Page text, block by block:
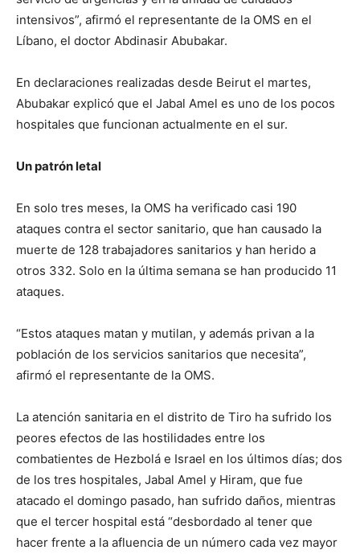
intensivos”, afirmó el representante de la OMS en el
Líbano, el doctor Abdinasir Abubakar.
En declaraciones realizadas desde Beirut el martes,
Abubakar explicó que el Jabal Amel es uno de los pocos
hospitales que funcionan actualmente en el sur.
Un patrón letal
En solo tres meses, la OMS ha verificado casi 190
ataques contra el sector sanitario, que han causado la
muerte de 128 trabajadores sanitarios y han herido a
otros 332. Solo en la última semana se han producido 11
ataques.
“Estos ataques matan y mutilan, y además privan a la
población de los servicios sanitarios que necesita”,
afirmó el representante de la OMS.
La atención sanitaria en el distrito de Tiro ha sufrido los
peores efectos de las hostilidades entre los
combatientes de Hezbolá e Israel en los últimos días; dos
de los tres hospitales, Jabal Amel y Hiram, que fue
atacado el domingo pasado, han sufrido daños, mientras
que el tercer hospital está “desbordado al tener que
hacer frente a la afluencia de un número cada vez mayor